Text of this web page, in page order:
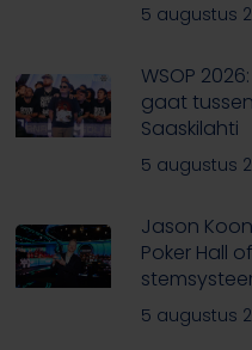
5 augustus
WSOP
gaat
Saaskilahti
5 augustus
Jason
Poker Hall
5 augustus